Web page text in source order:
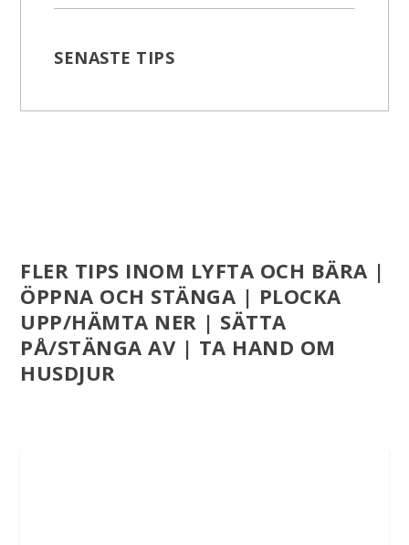
SENASTE TIPS
FLER TIPS INOM LYFTA OCH BÄRA |
ÖPPNA OCH STÄNGA | PLOCKA
UPP/HÄMTA NER | SÄTTA
PÅ/STÄNGA AV | TA HAND OM
HUSDJUR